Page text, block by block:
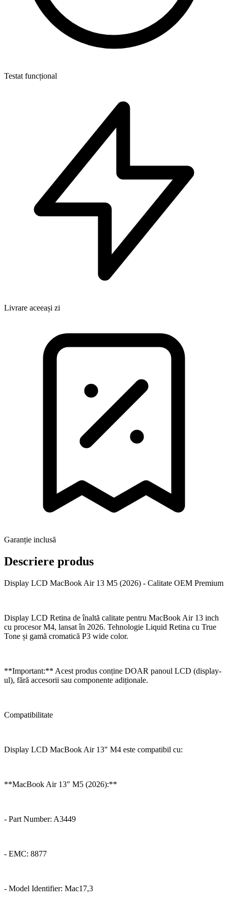
Testat funcțional
Livrare aceeași zi
Garanție inclusă
Descriere produs
Display LCD MacBook Air 13 M5 (2026) - Calitate OEM Premium
Display LCD Retina de înaltă calitate pentru MacBook Air 13 inch
cu procesor M4, lansat în 2026. Tehnologie Liquid Retina cu True
Tone și gamă cromatică P3 wide color.
**Important:** Acest produs conține DOAR panoul LCD (display-
ul), fără accesorii sau componente adiționale.
Compatibilitate
Display LCD MacBook Air 13" M4 este compatibil cu:
**MacBook Air 13" M5 (2026):**
- Part Number: A3449
- EMC: 8877
- Model Identifier: Mac17,3